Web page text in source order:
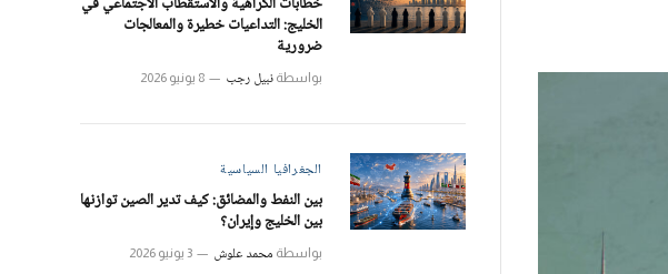
الخليج: التداعيات خطيرة والمعالجات
ضرورية
بواسطة نبيل رجب 8 يونيو 2026
الجغرافيا السياسية
بين النفط والمضائق: كيف تدير الصين توازنها
بين الخليج وإيران؟
بواسطة محمد علوش 3 يونيو 2026